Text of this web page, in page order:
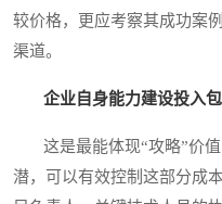
较价格，更应考察其成功案
渠道。
企业自身能力建设投入
这是最能体现“攻略”价值
潜，可以有效控制这部分成